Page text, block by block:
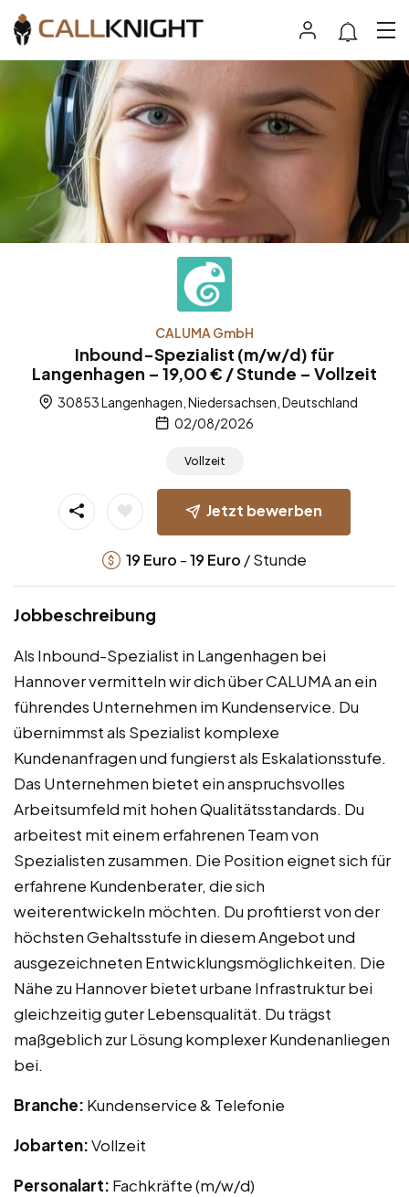
CALUMA GmbH
Inbound-Spezialist (m/w/d) für
Langenhagen – 19,00 € / Stunde – Vollzeit
30853 Langenhagen, Niedersachsen, Deutschland
02/08/2026
Vollzeit
Jetzt bewerben
19 Euro -19 Euro / Stunde
Jobbeschreibung
Als Inbound-Spezialist in Langenhagen bei
Hannover vermitteln wir dich über CALUMA an ein
führendes Unternehmen im Kundenservice. Du
übernimmst als Spezialist komplexe
Kundenanfragen und fungierst als Eskalationsstufe.
Das Unternehmen bietet ein anspruchsvolles
Arbeitsumfeld mit hohen Qualitätsstandards. Du
arbeitest mit einem erfahrenen Team von
Spezialisten zusammen. Die Position eignet sich für
erfahrene Kundenberater, die sich
weiterentwickeln möchten. Du profitierst von der
höchsten Gehaltsstufe in diesem Angebot und
ausgezeichneten Entwicklungsmöglichkeiten. Die
Nähe zu Hannover bietet urbane Infrastruktur bei
gleichzeitig guter Lebensqualität. Du trägst
maßgeblich zur Lösung komplexer Kundenanliegen
bei.
Branche: Kundenservice & Telefonie
Jobarten:Vollzeit
Personalart: Fachkräfte (m/w/d)